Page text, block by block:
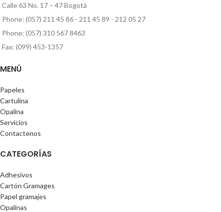
Calle 63 No. 17 – 47 Bogotá
Phone: (057) 211 45 86 - 211 45 89 - 212 05 27
Phone: (057) 310 567 8463
Fax: (099) 453-1357
MENÚ
Papeles
Cartulina
Opalina
Servicios
Contactenos
CATEGORÍAS
Adhesivos
Cartón Gramages
Papel gramajes
Opalinas